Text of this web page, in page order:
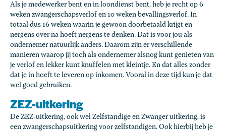
Als je medewerker bent en in loondienst bent, heb je recht op 6
weken zwangerschapsverlof en 10 weken bevallingsverlof. In
totaal dus 16 weken waarin je gewoon doorbetaald krijgt en
nergens over na hoeft nergens te denken. Dat is voor jou als
ondernemer natuurlijk anders. Daarom zijn er verschillende
manieren waarop jij toch als ondernemer alsnog kunt genieten van
je verlof en lekker kunt knuffelen met kleintje. En dat alles zonder
dat je in hoeft te leveren op inkomen. Vooral in deze tijd kun je dat
wel goed gebruiken.
ZEZ-uitkering
De ZEZ-uitkering, ook wel Zelfstandige en Zwanger uitkering, is
een zwangerschapsuitkering voor zelfstandigen. Ook hierbij heb je